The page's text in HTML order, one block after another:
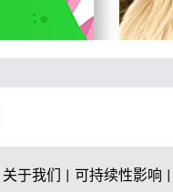
关于我们 | 可持续性影响 |